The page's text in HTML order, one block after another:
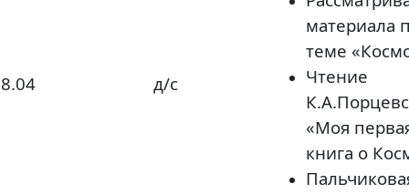
8.04 д/с
материала
теме
Чтение
«Моя
книга о